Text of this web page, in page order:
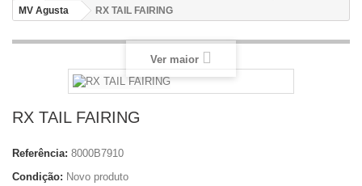
MV Agusta
RX TAIL FAIRING
Ver maior
RX TAIL FAIRING
Referência: 8000B7910
Condição: Novo produto